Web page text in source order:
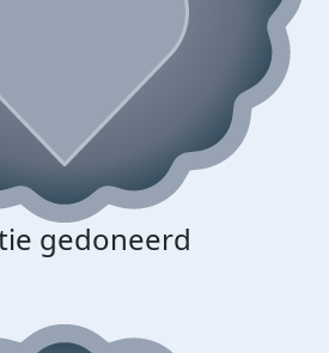
gedoneerd